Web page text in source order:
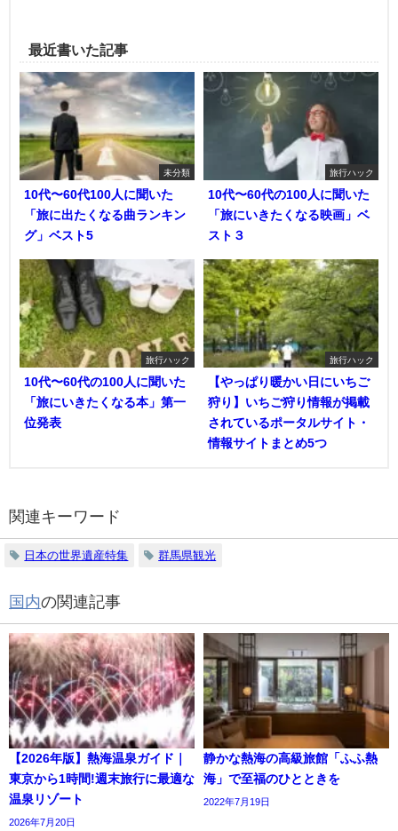
最近書いた記事
未分類
10代〜60代100人に聞いた
「旅に出たくなる曲ランキン
グ」ベスト5
旅行ハック
10代〜60代の100人に聞いた
「旅にいきたくなる映画」ベ
スト３
旅行ハック
10代〜60代の100人に聞いた
「旅にいきたくなる本」第一
位発表
旅行ハック
【やっぱり暖かい日にいちご
狩り】いちご狩り情報が掲載
されているポータルサイト・
情報サイトまとめ5つ
関連キーワード
日本の世界遺産特集 群馬県観光
国内の関連記事
【2026年版】熱海温泉ガイド｜
東京から1時間!週末旅行に最適な
温泉リゾート
2026年7月20日
静かな熱海の高級旅館「ふふ熱
海」で至福のひとときを
2022年7月19日